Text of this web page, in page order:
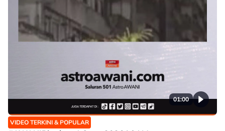
01:00
VIDEO TERKINI & POPULAR